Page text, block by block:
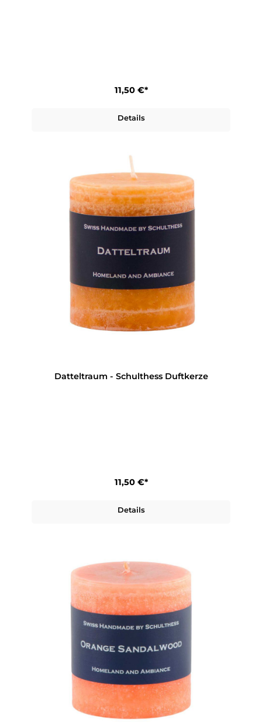
11,50 €*
Details
Datteltraum - Schulthess Duftkerze
11,50 €*
Details